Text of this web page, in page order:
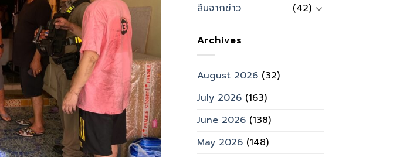
สืบจากข่าว
(42)
Archives
August 2026(32)
July 2026(163)
June 2026(138)
May 2026(148)